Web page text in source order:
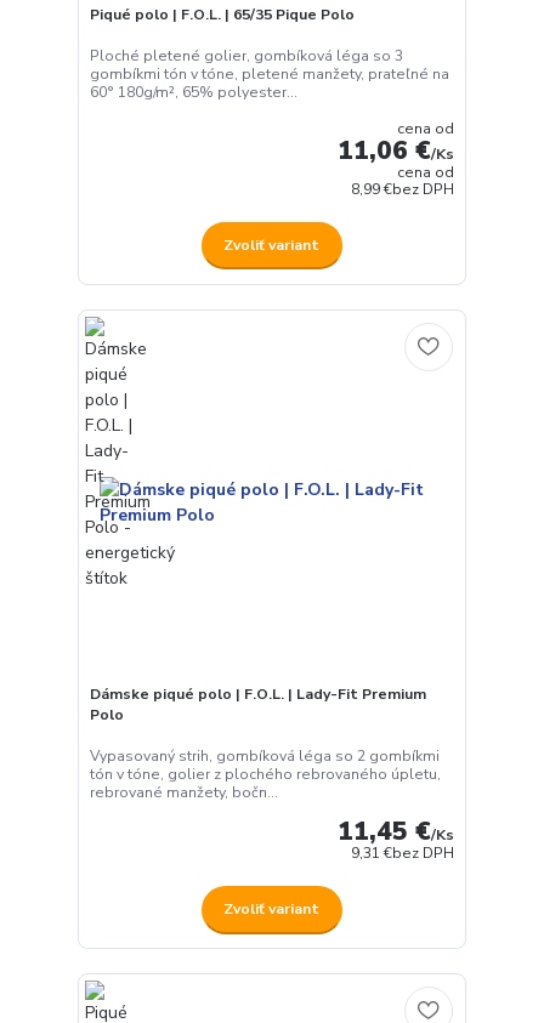
Piqué polo | F.O.L. | 65/35 Pique Polo
Ploché pletené golier, gombíková léga so 3
gombíkmi tón v tóne, pletené manžety, prateľné na
60° 180g/m², 65% polyester...
cena od
11,06 €/Ks
cena od
8,99 €bez DPH
Zvoliť variant
Dámske piqué polo | F.O.L. | Lady-Fit Premium
Polo
Vypasovaný strih, gombíková léga so 2 gombíkmi
tón v tóne, golier z plochého rebrovaného úpletu,
rebrované manžety, bočn...
11,45 €/Ks
9,31 €bez DPH
Zvoliť variant